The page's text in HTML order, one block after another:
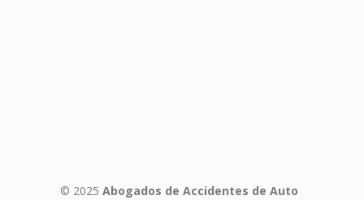
© 2025 Abogados de Accidentes de Auto